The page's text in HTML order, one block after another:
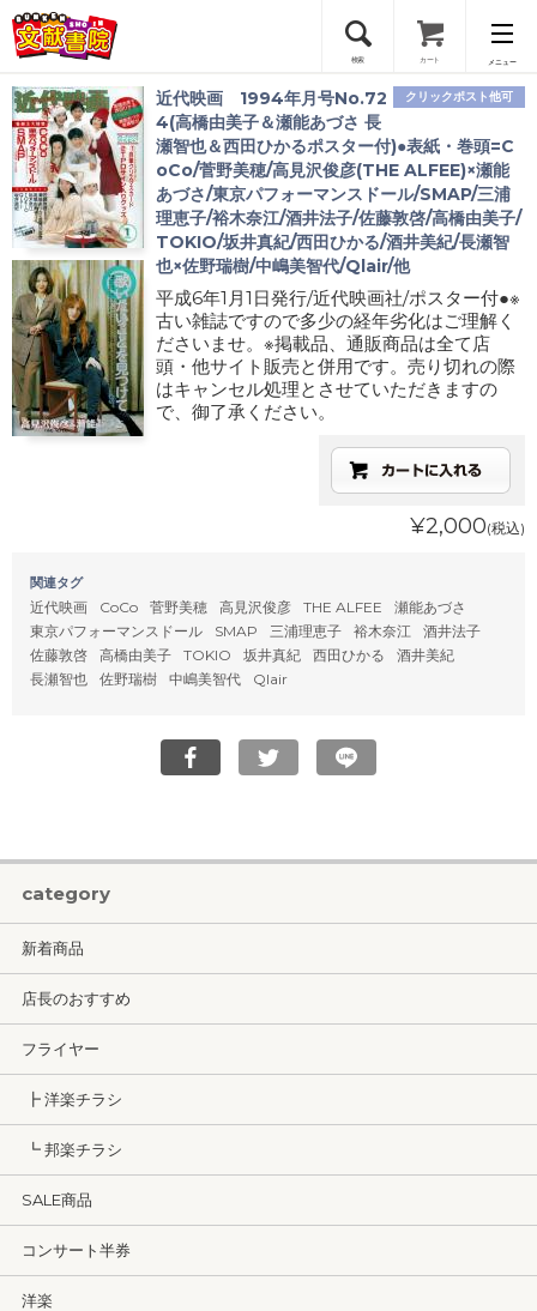
検索 カート メニュー
会員登録
ログイン
クリックポスト他可
近代映画 1994年月号No.72
4(高橋由美子＆瀬能あづさ 長
瀬智也＆西田ひかるポスター付)●表紙・巻頭=C
oCo/菅野美穂/高見沢俊彦(THE ALFEE)×瀬能
あづさ/東京パフォーマンスドール/SMAP/三浦
理恵子/裕木奈江/酒井法子/佐藤敦啓/高橋由美子/
TOKIO/坂井真紀/西田ひかる/酒井美紀/長瀬智
也×佐野瑞樹/中嶋美智代/Qlair/他
平成6年1月1日発行/近代映画社/ポスター付●※
古い雑誌ですので多少の経年劣化はご理解く
ださいませ。※掲載品、通販商品は全て店
頭・他サイト販売と併用です。売り切れの際
はキャンセル処理とさせていただきますの
で、御了承ください。
¥2,000(税込)
関連タグ
近代映画 CoCo 菅野美穂 高見沢俊彦 THE ALFEE
瀬能あづさ
東京パフォーマンスドール
SMAP 三浦理恵子 裕木奈江
酒井法子
佐藤敦啓
高橋由美子 TOKIO 坂井真紀 西田ひかる
酒井美紀
長瀬智也
佐野瑞樹 中嶋美智代 Qlair
category
新着商品
店長のおすすめ
フライヤー
┣ 洋楽チラシ
┗ 邦楽チラシ
SALE商品
コンサート半券
洋楽